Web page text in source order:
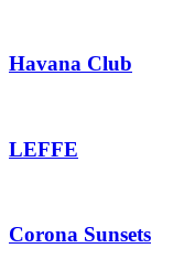
Havana Club
LEFFE
Corona Sunsets